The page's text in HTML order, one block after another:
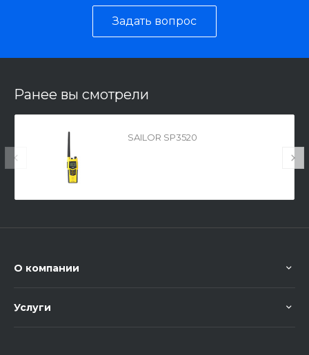
Задать вопрос
Ранее вы смотрели
SAILOR SP3520
О компании
Услуги